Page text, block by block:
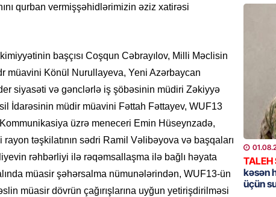
qurban vermişşəhidlərimizin əziz xatirəsi
başçısı Coşqun Cəbrayılov, Milli Məclisin
müavini Könül Nurullayeva, Yeni Azərbaycan
siyasəti və gənclərlə iş şöbəsinin müdiri Zəkiyyə
İdarəsinin müdir müavini Fəttah Fəttayev, WUF13
üzrə meneceri Emin Hüseynzadə,
təşkilatının sədri Ramil Vəlibəyova və başqaları
rəhbərliyi ilə rəqəmsallaşma ilə bağlı həyata
müasir şəhərsalma nümunələrindən, WUF13-ün
müasir dövrün çağırışlarına uyğun yetirişdirilməsi
YAP
GÜNDƏM
Tramp
TALEH
kəsən
üçün